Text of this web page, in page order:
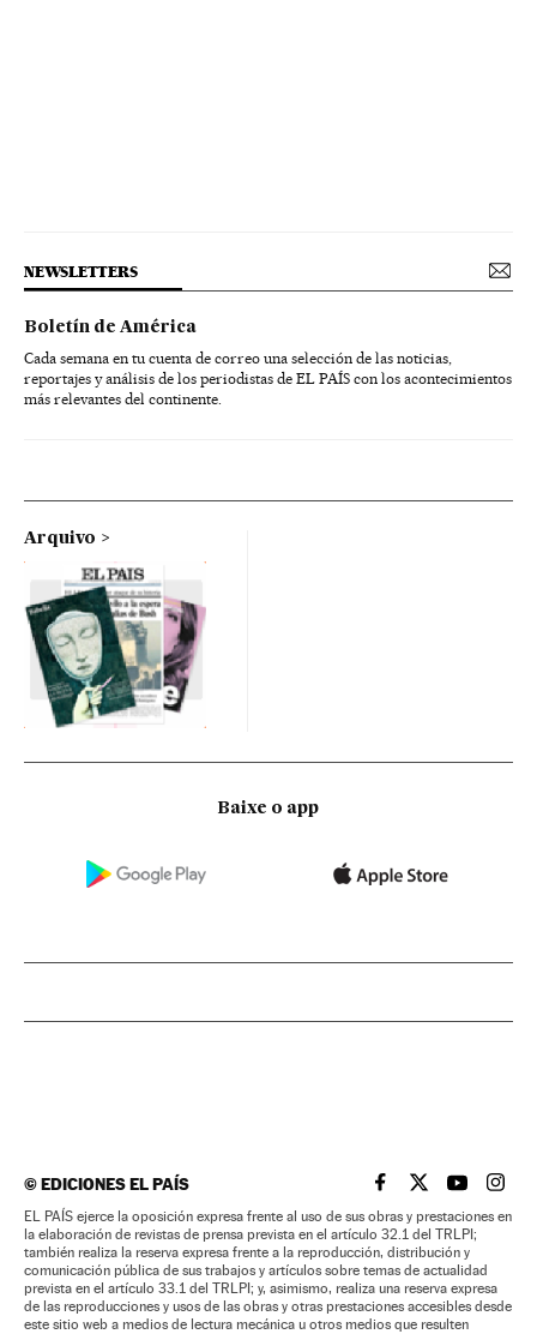
NEWSLETTERS
Boletín de América
Cada semana en tu cuenta de correo una selección de las noticias,
reportajes y análisis de los periodistas de EL PAÍS con los acontecimientos
más relevantes del continente.
Arquivo
Baixe o app
©EDICIONES EL PAÍS EL PAÍS BRASIL EN
EL PAÍSEL PAÍS
EL
EL PAÍS ejerce la oposición expresa frente al uso de sus obras y prestaciones en
la elaboración de revistas de prensa prevista en el artículo 32.1 del TRLPI;
también realiza la reserva expresa frente a la reproducción, distribución y
comunicación pública de sus trabajos y artículos sobre temas de actualidad
prevista en el artículo 33.1 del TRLPI; y, asimismo, realiza una reserva expresa
de las reproducciones y usos de las obras y otras prestaciones accesibles desde
este sitio web a medios de lectura mecánica u otros medios que resulten